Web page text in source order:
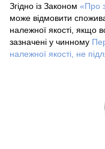
Згідно із Законом «Про
може відмовити
належної якості, якщо
зазначені у чинному
належної якості, не